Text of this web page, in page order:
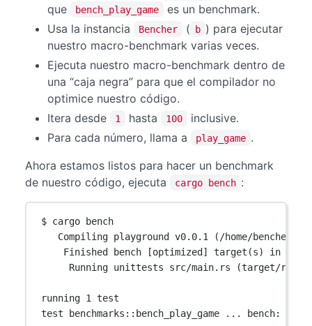
que
bench_play_game
es un benchmark.
Usa la instancia
Bencher ( b ) para ejecutar
nuestro macro-benchmark varias veces.
Ejecuta nuestro macro-benchmark dentro de
una “caja negra” para que el compilador no
optimice nuestro código.
Itera desde
1 hasta 100
inclusive.
Para cada número, llama a
play_game .
Ahora estamos listos para hacer un benchmark
de nuestro código, ejecuta
cargo bench :
$ cargo bench
Compiling playground v0.0.1 (/home/bencher)
Finished bench [optimized] target(s) in
Running unittests src/main.rs (target/
running 1 test
test benchmarks::bench_play_game ... bench: